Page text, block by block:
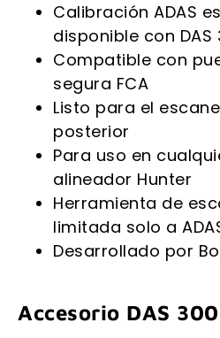
Calibración ADAS
disponible con DAS
Compatible con
segura FCA
Listo para el
posterior
Para uso en
alineador Hunter
Herramienta de
limitada solo a
Desarrollado por
Accesorio DAS